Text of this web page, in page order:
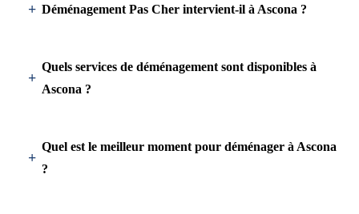
Déménagement Pas Cher intervient-il à Ascona ?
Quels services de déménagement sont disponibles à
Ascona ?
Quel est le meilleur moment pour déménager à Ascona
?